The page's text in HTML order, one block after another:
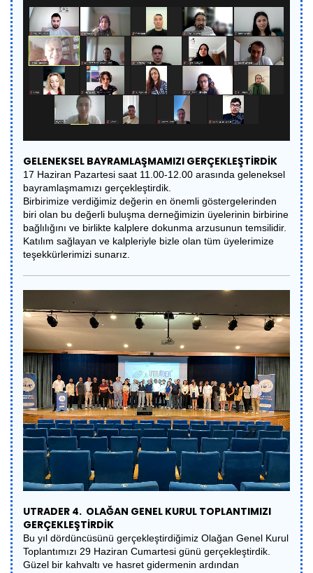
GELENEKSEL BAYRAMLAŞMAMIZI GERÇEKLEŞTİRDİK
17 Haziran Pazartesi saat 11.00-12.00 arasında geleneksel
bayramlaşmamızı gerçekleştirdik.
Birbirimize verdiğimiz değerin en önemli göstergelerinden
biri olan bu değerli buluşma derneğimizin üyelerinin birbirine
bağlılığını ve birlikte kalplere dokunma arzusunun temsilidir.
Katılım sağlayan ve kalpleriyle bizle olan tüm üyelerimize
teşekkürlerimizi sunarız.
UTRADER 4. OLAĞAN GENEL KURUL TOPLANTIMIZI
GERÇEKLEŞTİRDİK
Bu yıl dördüncüsünü gerçekleştirdiğimiz Olağan Genel Kurul
Toplantımızı 29 Haziran Cumartesi günü gerçekleştirdik.
Güzel bir kahvaltı ve hasret gidermenin ardından